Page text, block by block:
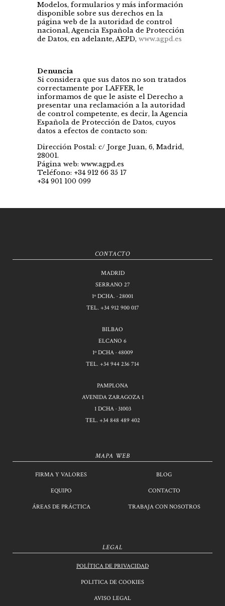
Modelos, formularios y más información
disponible sobre sus derechos en la
página web de la autoridad de control
nacional, Agencia Española de Protección
de Datos, en adelante, AEPD, www.agpd.es
Denuncia
Si considera que sus datos no son tratados
correctamente por LAFFER, le
informamos de que le asiste el Derecho a
presentar una reclamación a la autoridad
de control competente, es decir, la Agencia
Española de Protección de Datos, cuyos
datos a efectos de contacto son:
Dirección Postal: c/ Jorge Juan, 6, Madrid,
28001.
Página web: www.agpd.es
Teléfono: +34 912 66 35 17
+34 901 100 099
CONTACTO
MADRID
SERRANO 27
1º DCHA. · 28001
TEL. +34 912 900 017
BILBAO
ELCANO 6
1º DCHA · 48009
TEL. +34 944 236 714
PAMPLONA
AVENIDA ZARAGOZA 1
1 DCHA · 31003
TEL. +34 848 489 402
MAPA WEB
FIRMA Y VALORES
EQUIPO
ÁREAS DE PRÁCTICA
BLOG
CONTACTO
TRABAJA CON NOSOTROS
LEGAL
POLÍTICA DE PRIVACIDAD
POLITICA DE COOKIES
AVISO LEGAL